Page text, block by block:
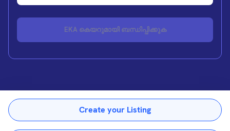
Create your Listing
EKA കെയറുമായി ബന്ധിപ്പിക്കുക
പകർപ്പവകാശം © 2026 eka.care